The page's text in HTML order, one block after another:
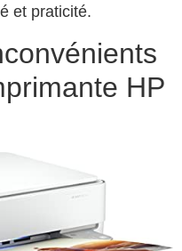
et praticité.
HP